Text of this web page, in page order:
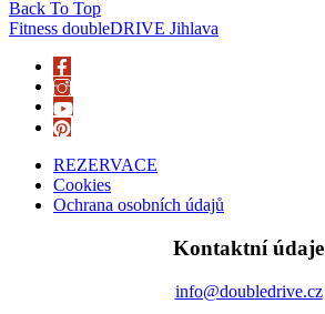
Back To Top
Fitness doubleDRIVE Jihlava
REZERVACE
Cookies
Ochrana osobních údajů
Kontaktní údaje
info@doubledrive.cz